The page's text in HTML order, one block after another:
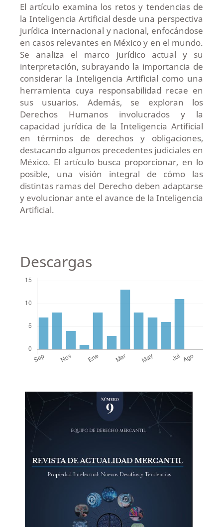
El artículo examina los retos y tendencias de
la Inteligencia Artificial desde una perspectiva
jurídica internacional y nacional, enfocándose
en casos relevantes en México y en el mundo.
Se analiza el marco jurídico actual y su
interpretación, subrayando la importancia de
considerar la Inteligencia Artificial como una
herramienta cuya responsabilidad recae en
sus usuarios. Además, se exploran los
Derechos Humanos involucrados y la
capacidad jurídica de la Inteligencia Artificial
en términos de derechos y obligaciones,
destacando algunos precedentes judiciales en
México. El artículo busca proporcionar, en lo
posible, una visión integral de cómo las
distintas ramas del Derecho deben adaptarse
y evolucionar ante el avance de la Inteligencia
Artificial.
Descargas